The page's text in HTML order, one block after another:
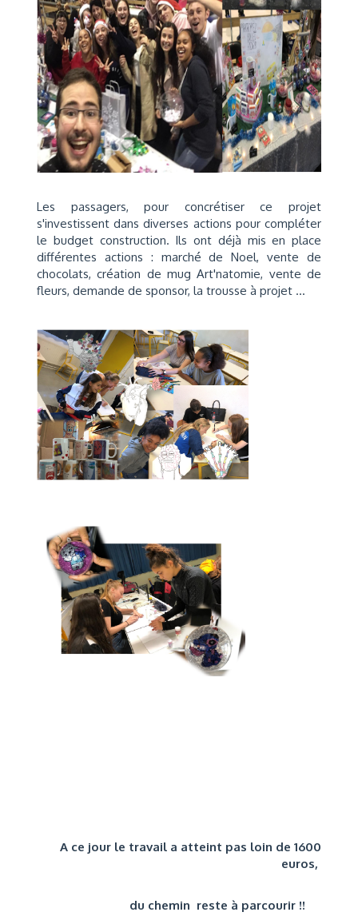
Les passagers, pour concrétiser ce projet
s'investissent dans diverses actions pour compléter
le budget construction. Ils ont déjà mis en place
différentes actions : marché de Noel, vente de
chocolats, création de mug Art'natomie, vente de
fleurs, demande de sponsor, la trousse à projet ...
A ce jour le travail a atteint pas loin de 1600
euros,
du chemin reste à parcourir !!